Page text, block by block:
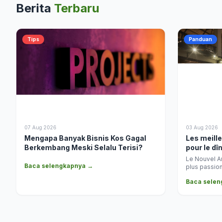
Berita Terbaru
Tips
07 Aug 2026
Mengapa Banyak Bisnis Kos Gagal
Berkembang Meski Selalu Terisi?
Baca selengkapnya →
Panduan
03 Aug 2026
Les
pour le
soirées
Le Nouvel
plus
réunissent
restaurant
Baca